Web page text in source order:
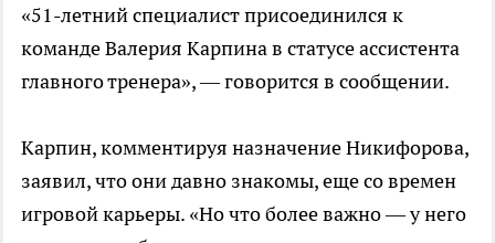
«51-летний специалист присоединился к
команде Валерия Карпина в статусе ассистента
главного тренера», — говорится в сообщении.
Карпин, комментируя назначение Никифорова,
заявил, что они давно знакомы, еще со времен
игровой карьеры. «Но что более важно — у него